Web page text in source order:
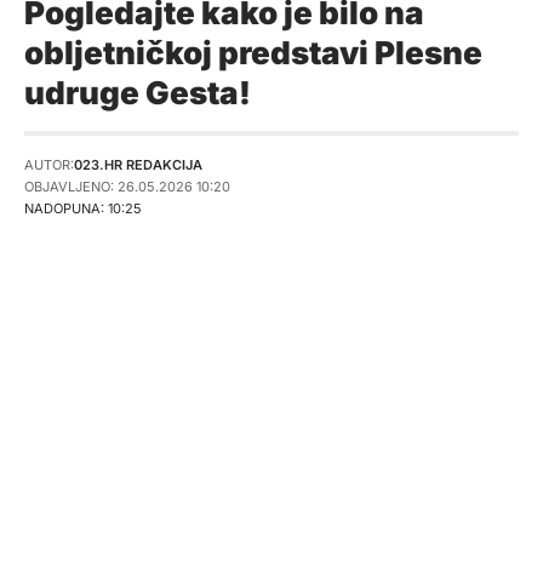
Pogledajte kako je bilo na
obljetničkoj predstavi Plesne
udruge Gesta!
NADOPUNA: 10:25
AUTOR:023.HR REDAKCIJA
OBJAVLJENO: 26.05.2026 10:20